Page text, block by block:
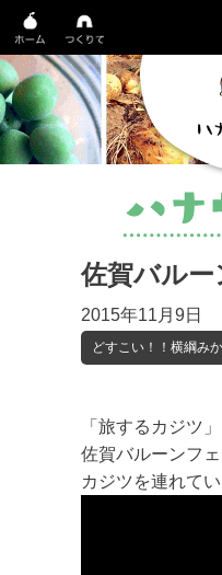
佐賀バルー
2015年11月9日
どすこい！！横綱み
「旅するカジツ
佐賀バルーンフ
カジツを連れて